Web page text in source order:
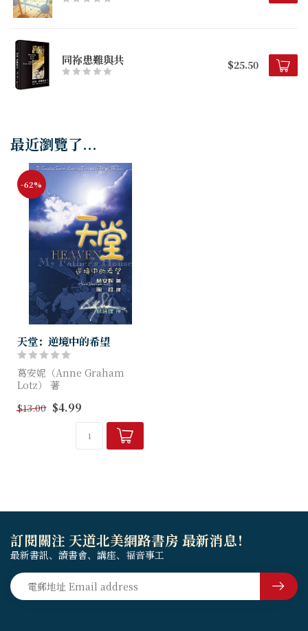
同祢患難與共 $25.50
最近瀏覽了...
-62%
天堂：逆境中的希望
葛安妮（Anne Graham
Lotz） 著
作者指出，在生活困難或不愉
快時，人若能確知將到哪裡，
就不會迷惘；而天堂正是人在
逆境中的希望，是天父特別為
$13.00 $4.99
訂閱關注 天道北美網路書房 最新消息！
最新書訊、讀書會、講座、福音事工